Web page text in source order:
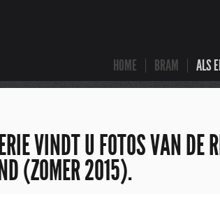
HOME BRAM ALS
VINDT U FOTOS VAN DE
(ZOMER 2015).